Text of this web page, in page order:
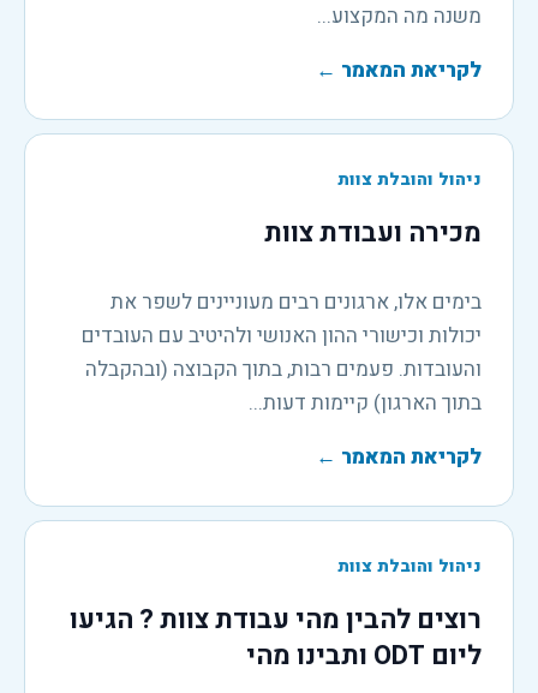
משנה מה המקצוע...
לקריאת המאמר ←
ניהול והובלת צוות
מכירה ועבודת צוות
בימים אלו, ארגונים רבים מעוניינים לשפר את
יכולות וכישורי ההון האנושי ולהיטיב עם העובדים
והעובדות. פעמים רבות, בתוך הקבוצה (ובהקבלה
בתוך הארגון) קיימות דעות...
לקריאת המאמר ←
ניהול והובלת צוות
רוצים להבין מהי עבודת צוות ? הגיעו
ליום ODT ותבינו מהי